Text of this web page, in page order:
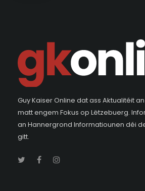
Guy Kaiser Online dat ass Aktualitéit
matt engem Fokus op Lëtzebuerg.
an Hannergrond Informatiounen déi
gitt.